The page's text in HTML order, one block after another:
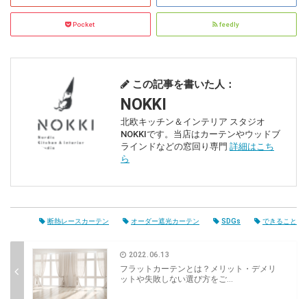
Pocket feedly
この記事を書いた人：
NOKKI
北欧キッチン＆インテリア スタジオ
NOKKIです。当店はカーテンやウッドブ
ラインドなどの窓回り専門 詳細はこち
ら
断熱レースカーテン オーダー遮光カーテン SDGs できること
2022.06.13
フラットカーテンとは？メリット・デメリ
ットや失敗しない選び方をご...